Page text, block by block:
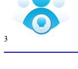
3